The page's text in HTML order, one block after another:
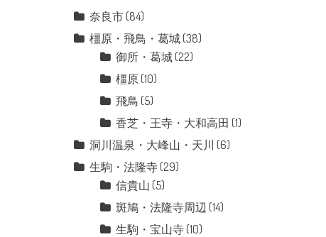
奈良市 (84)
橿原・飛鳥・葛城 (38)
御所・葛城 (22)
橿原 (10)
飛鳥 (5)
香芝・王寺・大和高田 (1)
洞川温泉・大峰山・天川 (6)
生駒・法隆寺 (29)
信貴山 (5)
斑鳩・法隆寺周辺 (14)
生駒・宝山寺 (10)